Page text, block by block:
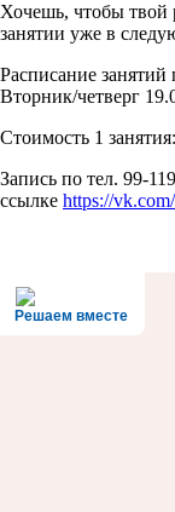
Хочешь, чтобы твой
занятии уже в
Расписание занятий
Вторник/четверг
Стоимость 1
Запись по тел. 99-
ссылке https://
Решаем вместе